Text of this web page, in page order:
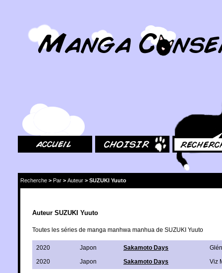
Recherche > Par > Auteur > SUZUKI Yuuto
Auteur SUZUKI Yuuto
Toutes les séries de manga manhwa manhua de SUZUKI Yuuto
2020 Japon Sakamoto Days
2020
Japon Sakamoto Days Viz